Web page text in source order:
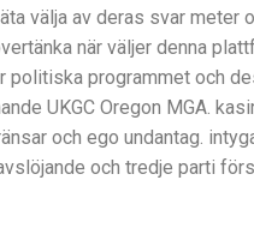
välja av deras svar meter
när väljer denna
politiska programmet och
UKGC Oregon MGA.
och ego undantag.
och tredje parti